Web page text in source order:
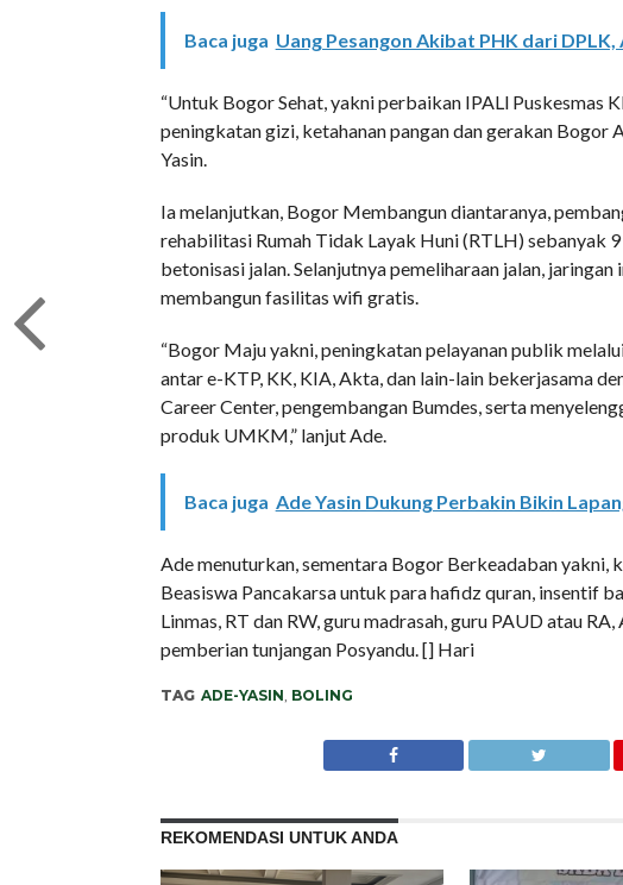
Baca juga Uang Pesangon Akibat PHK dari DPLK,
“Untuk Bogor Sehat, yakni perbaikan IPALl Puskesmas
peningkatan gizi, ketahanan pangan dan gerakan Bogor
Yasin.
Ia melanjutkan, Bogor Membangun diantaranya,
rehabilitasi Rumah Tidak Layak Huni (RTLH) sebanyak
betonisasi jalan. Selanjutnya pemeliharaan jalan,
membangun fasilitas wifi gratis.
“Bogor Maju yakni, peningkatan pelayanan publik
antar e-KTP, KK, KIA, Akta, dan lain-lain bekerjasama
Career Center, pengembangan Bumdes, serta
produk UMKM,” lanjut Ade.
Baca juga Ade Yasin Dukung Perbakin Bikin
Ade menuturkan, sementara Bogor Berkeadaban yakni,
Beasiswa Pancakarsa untuk para hafidz quran, insentif
Linmas, RT dan RW, guru madrasah, guru PAUD atau
pemberian tunjangan Posyandu. [] Hari
TAG ADE-YASIN, BOLING
REKOMENDASI UNTUK ANDA